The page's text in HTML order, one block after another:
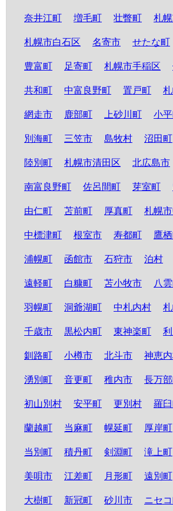
奈井江町 増毛町 壮瞥町 札
札幌市白石区 名寄市 せたな町
豊富町 足寄町 札幌市手稲区
共和町 中富良野町 置戸町
網走市 鹿部町 上砂川町 小
別海町 三笠市 島牧村 沼田町
陸別町 札幌市清田区 北広島市
南富良野町 佐呂間町 芽室町
由仁町 苫前町 厚真町 札幌
中標津町 根室市 寿都町 鷹
浦幌町 函館市 石狩市 泊村
遠軽町 白糠町 苫小牧市 八
羽幌町 洞爺湖町 中札内村
千歳市 黒松内町 東神楽町
釧路町 小樽市 北斗市 神恵
湧別町 音更町 稚内市 長万
初山別村 安平町 更別村 羅
蘭越町 当麻町 幌延町 厚岸町
当別町 積丹町 剣淵町 滝上町
美唄市 江差町 月形町 遠別町
大樹町 新冠町 砂川市 ニセ